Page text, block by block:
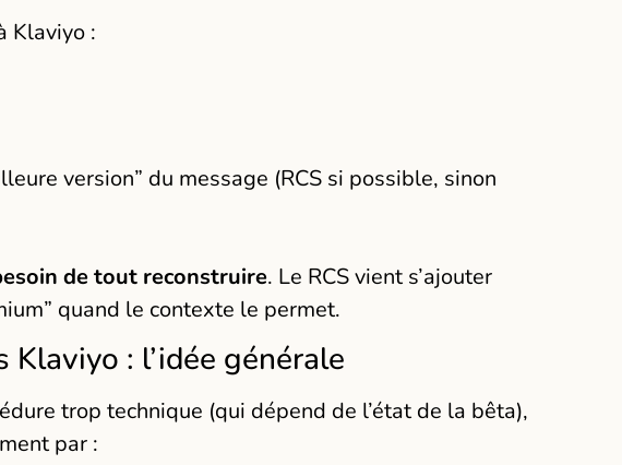
Klaviyo :
version” du message (RCS si possible, sinon
de tout reconstruire. Le RCS vient s’ajouter
quand le contexte le permet.
Klaviyo : l’idée générale
trop technique (qui dépend de l’état de la bêta),
par :